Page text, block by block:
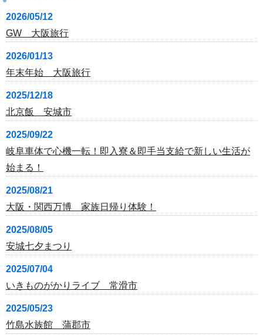
2026/05/12
GW 大阪旅行
2026/01/13
年末年始 大阪旅行
2025/12/18
北京飯 安城市
2025/09/22
岐阜車体で心機一転！即入寮＆即手当支給で新しい生活が
始まる！
2025/08/21
大阪・関西万博 家族日帰り体験！
2025/08/05
安城七夕まつり
2025/07/04
いきものがかりライブ 常滑市
2025/05/23
竹島水族館 蒲郡市